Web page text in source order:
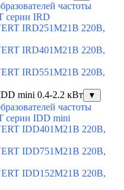
частоты
серии IRD
IRD251M21B 220В,
IRD401M21B 220В,
IRD551M21B 220В,
mini 0.4-2.2 кВт
▼
частоты
серии IDD mini
IDD401M21B 220В,
IDD751M21B 220В,
IDD152M21B 220В,